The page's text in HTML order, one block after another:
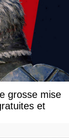
grosse mise
et